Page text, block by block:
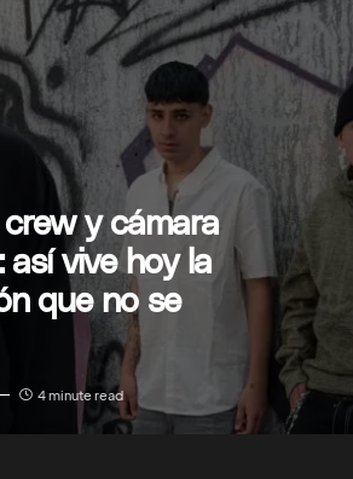
y cámara
así vive hoy la
que no se
4 minute read